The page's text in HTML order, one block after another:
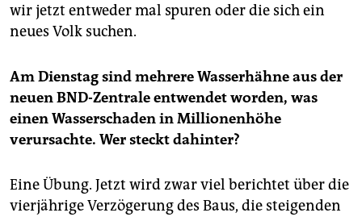
wir jetzt entweder mal spuren oder die sich ein
neues Volk suchen.
Am Dienstag sind mehrere Wasserhähne aus der
neuen BND-Zentrale entwendet worden, was
einen Wasserschaden in Millionenhöhe
verursachte. Wer steckt dahinter?
Eine Übung. Jetzt wird zwar viel berichtet über die
vierjährige Verzögerung des Baus, die steigenden